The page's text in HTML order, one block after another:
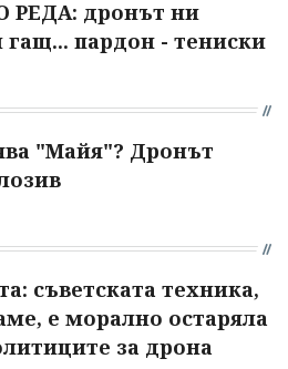
РЕДА: дронът ни
гащ... пардон - тениски
"Майя"? Дронът
съветската техника,
е морално остаряла
за дрона